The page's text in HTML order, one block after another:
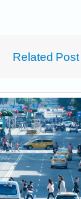
Related Post